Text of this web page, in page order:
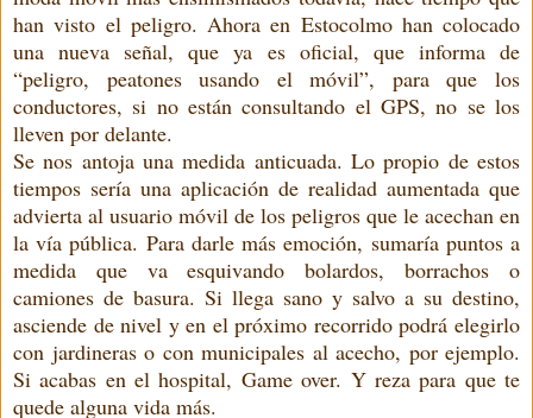
han visto el peligro. Ahora en Estocolmo han colocado
una nueva señal, que ya es oficial, que informa de
“peligro, peatones usando el móvil”, para que los
conductores, si no están consultando el GPS, no se los
lleven por delante.
Se nos antoja una medida anticuada. Lo propio de estos
tiempos sería una aplicación de realidad aumentada que
advierta al usuario móvil de los peligros que le acechan en
la vía pública. Para darle más emoción, sumaría puntos a
medida que va esquivando bolardos, borrachos o
camiones de basura. Si llega sano y salvo a su destino,
asciende de nivel y en el próximo recorrido podrá elegirlo
con jardineras o con municipales al acecho, por ejemplo.
Si acabas en el hospital, Game over. Y reza para que te
quede alguna vida más.